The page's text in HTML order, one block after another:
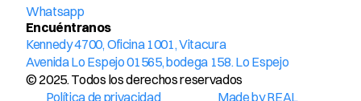
Whatsapp
Encuéntranos
Kennedy 4700, Oficina 1001, Vitacura
Avenida Lo Espejo 01565, bodega 158. Lo Espejo
© 2025. Todos los derechos reservados
Política de privacidad
Made by REAL